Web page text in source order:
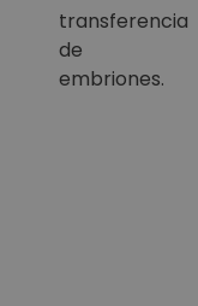
transferencia
de
embriones.